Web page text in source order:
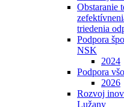
Obstaranie
triedenia
Podpora
NSK
2024
Podpora
2026
Rozvoj
Lužany